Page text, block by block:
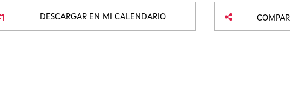
DESCARGAR EN MI CALENDARIO